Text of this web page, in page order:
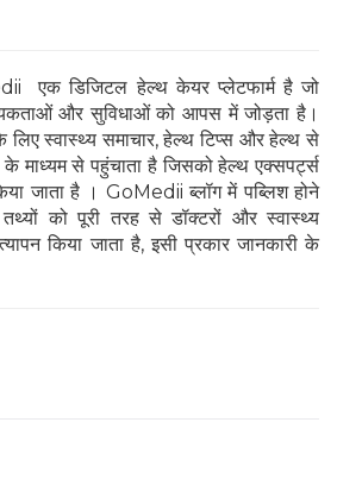
एक डिजिटल हेल्थ केयर प्लेटफार्म है जो
और सुविधाओं को आपस में जोड़ता है।
स्वास्थ्य समाचार, हेल्थ टिप्स और हेल्थ से
के माध्यम से पहुंचाता है जिसको हेल्थ एक्सपर्ट्स
जाता है । GoMedii ब्लॉग में पब्लिश होने
को पूरी तरह से डॉक्टरों और स्वास्थ्य
किया जाता है, इसी प्रकार जानकारी के